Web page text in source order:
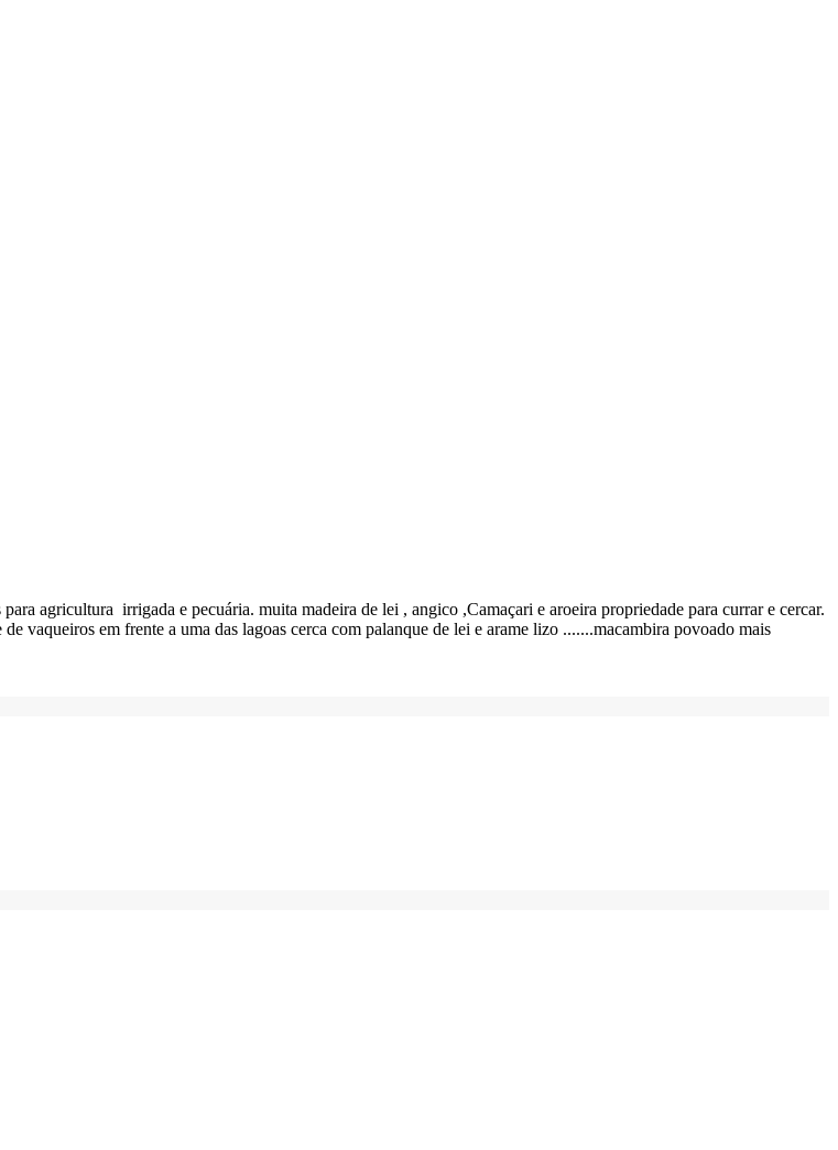
agricultura irrigada e pecuária. muita madeira de lei , angico ,Camaçari e aroeira propriedade para currar e cercar.
vaqueiros em frente a uma das lagoas cerca com palanque de lei e arame lizo .......macambira povoado mais